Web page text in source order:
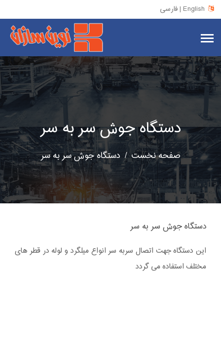
فارسی | English
دستگاه جوش سر به سر
صفحه نخست دستگاه جوش سر به سر
دستگاه جوش سر به سر
این دستگاه جهت اتصال سربه سر انواع میلگرد و لوله در قطر های
مختلف استفاده می گردد